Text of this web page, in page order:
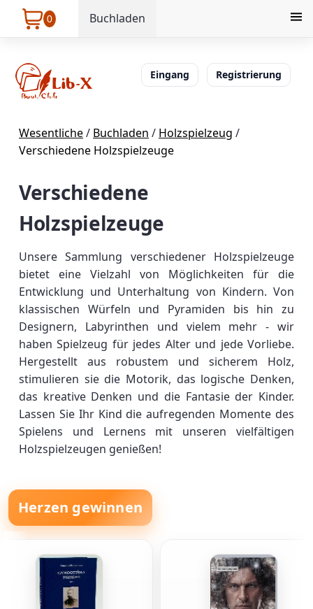
0 Buchladen
Eingang Registrierung
Wesentliche/ Buchladen / Holzspielzeug /
Verschiedene Holzspielzeuge
Verschiedene
Holzspielzeuge
Unsere Sammlung verschiedener Holzspielzeuge
bietet eine Vielzahl von Möglichkeiten für die
Entwicklung und Unterhaltung von Kindern. Von
klassischen Würfeln und Pyramiden bis hin zu
Designern, Labyrinthen und vielem mehr - wir
haben Spielzeug für jedes Alter und jede Vorliebe.
Hergestellt aus robustem und sicherem Holz,
stimulieren sie die Motorik, das logische Denken,
das kreative Denken und die Fantasie der Kinder.
Lassen Sie Ihr Kind die aufregenden Momente des
Spielens und Lernens mit unseren vielfältigen
Holzspielzeugen genießen!
Herzen gewinnen